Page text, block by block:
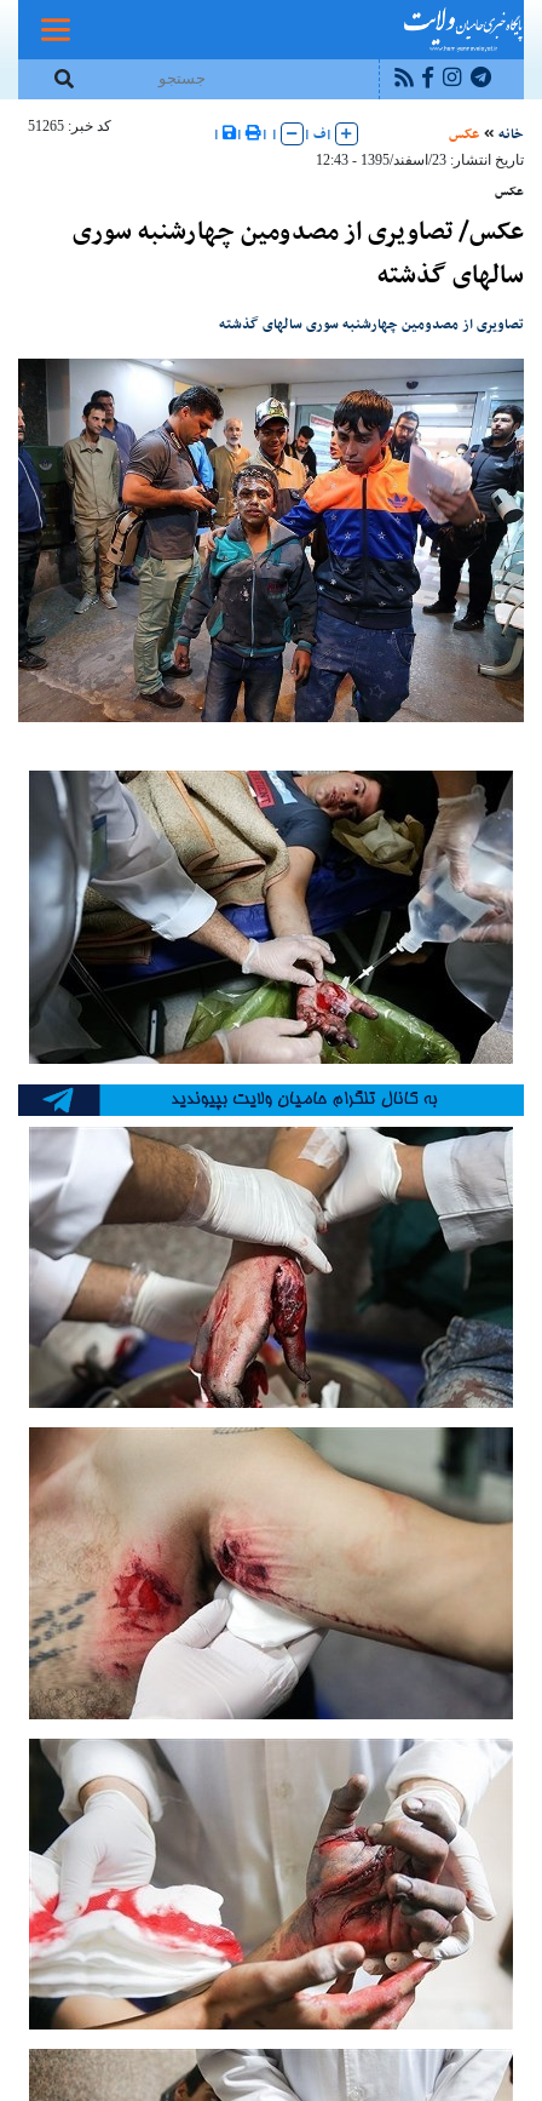
خانه عکس |ف |
|
|
|
|
کد خبر: 51265
تاریخ انتشار: 23/اسفند/1395 - 12:43
عکس
عکس/ تصاویری از مصدومین چهارشنبه سوری
سالهای گذشته
تصاویری از مصدومین چهارشنبه سوری سالهای گذشته